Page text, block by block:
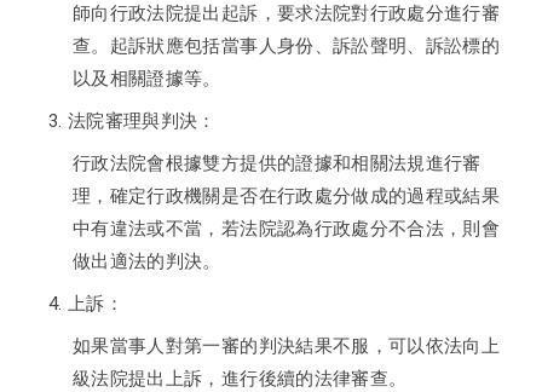
師向行政法院提出起訴，要求法院對行政處分進行審
查。起訴狀應包括當事人身份、訴訟聲明、訴訟標的
以及相關證據等。
法院審理與判決：
行政法院會根據雙方提供的證據和相關法規進行審
理，確定行政機關是否在行政處分做成的過程或結果
中有違法或不當，若法院認為行政處分不合法，則會
做出適法的判決。
上訴：
如果當事人對第一審的判決結果不服，可以依法向上
級法院提出上訴，進行後續的法律審查。